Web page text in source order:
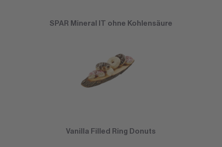
SPAR Mineral IT ohne Kohlensäure
Vanilla Filled Ring Donuts